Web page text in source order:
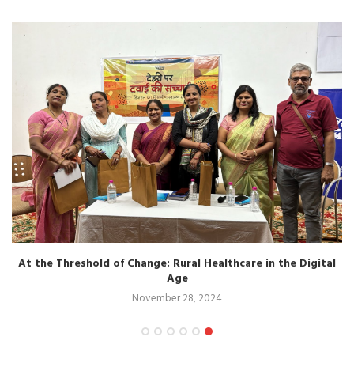
At the Threshold of Change: Rural Healthcare in the Digital
Age
November 28, 2024